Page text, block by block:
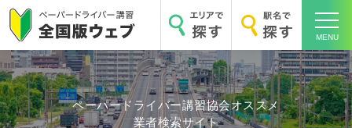
MENU
ペーパードライバー講習協会オススメ
業者検索サイト